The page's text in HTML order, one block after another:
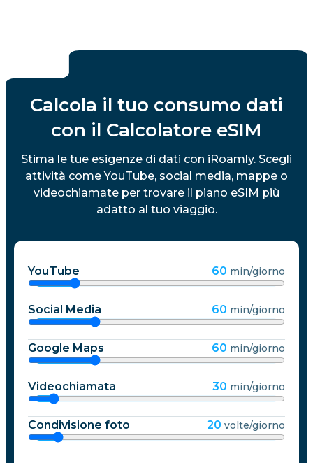
Calcola il tuo consumo dati
con il Calcolatore eSIM
Stima le tue esigenze di dati con iRoamly. Scegli
attività come YouTube, social media, mappe o
videochiamate per trovare il piano eSIM più
adatto al tuo viaggio.
YouTube 60 min/giorno
Social Media 60 min/giorno
Google Maps 60 min/giorno
Videochiamata 30 min/giorno
Condivisione foto 20 volte/giorno